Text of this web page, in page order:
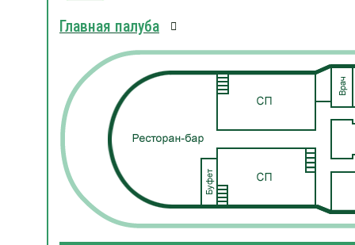
Главная палуба